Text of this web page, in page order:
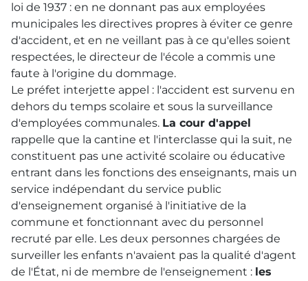
loi de 1937 : en ne donnant pas aux employées
municipales les directives propres à éviter ce genre
d'accident, et en ne veillant pas à ce qu'elles soient
respectées, le directeur de l'école a commis une
faute à l'origine du dommage.
Le préfet interjette appel : l'accident est survenu en
dehors du temps scolaire et sous la surveillance
d'employées communales. La cour d'appel
rappelle que la cantine et l'interclasse qui la suit, ne
constituent pas une activité scolaire ou éducative
entrant dans les fonctions des enseignants, mais un
service indépendant du service public
d'enseignement organisé à l'initiative de la
commune et fonctionnant avec du personnel
recruté par elle. Les deux personnes chargées de
surveiller les enfants n'avaient pas la qualité d'agent
de l'État, ni de membre de l'enseignement : les